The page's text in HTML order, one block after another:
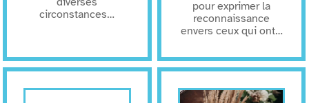
circonstances…
pour exprimer la
reconnaissance
envers ceux qui ont…